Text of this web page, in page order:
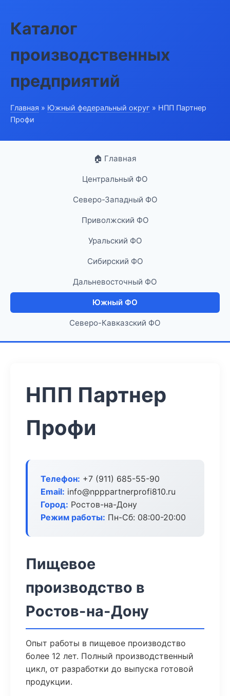
Каталог
производственных
предприятий
Главная » Южный федеральный округ » НПП Партнер
Профи
🏠 Главная
Центральный ФО
Северо-Западный ФО
Приволжский ФО
Уральский ФО
Сибирский ФО
Дальневосточный ФО
Южный ФО
Северо-Кавказский ФО
НПП Партнер
Профи
Телефон: +7 (911) 685-55-90
Email: info@npppartnerprofi810.ru
Город: Ростов-на-Дону
Режим работы: Пн-Сб: 08:00-20:00
Пищевое
производство в
Ростов-на-Дону
Опыт работы в пищевое производство
более 12 лет. Полный производственный
цикл, от разработки до выпуска готовой
продукции.